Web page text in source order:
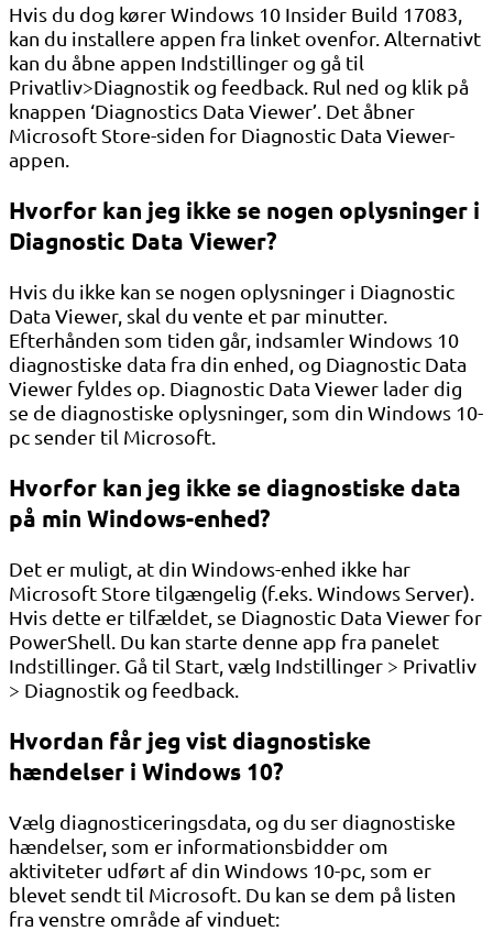
Hvis du dog kører Windows 10 Insider Build 17083,
kan du installere appen fra linket ovenfor. Alternativt
kan du åbne appen Indstillinger og gå til
Privatliv>Diagnostik og feedback. Rul ned og klik på
knappen ‘Diagnostics Data Viewer’. Det åbner
Microsoft Store-siden for Diagnostic Data Viewer-
appen.
Hvorfor kan jeg ikke se nogen oplysninger i
Diagnostic Data Viewer?
Hvis du ikke kan se nogen oplysninger i Diagnostic
Data Viewer, skal du vente et par minutter.
Efterhånden som tiden går, indsamler Windows 10
diagnostiske data fra din enhed, og Diagnostic Data
Viewer fyldes op. Diagnostic Data Viewer lader dig
se de diagnostiske oplysninger, som din Windows 10-
pc sender til Microsoft.
Hvorfor kan jeg ikke se diagnostiske data
på min Windows-enhed?
Det er muligt, at din Windows-enhed ikke har
Microsoft Store tilgængelig (f.eks. Windows Server).
Hvis dette er tilfældet, se Diagnostic Data Viewer for
PowerShell. Du kan starte denne app fra panelet
Indstillinger. Gå til Start, vælg Indstillinger > Privatliv
> Diagnostik og feedback.
Hvordan får jeg vist diagnostiske
hændelser i Windows 10?
Vælg diagnosticeringsdata, og du ser diagnostiske
hændelser, som er informationsbidder om
aktiviteter udført af din Windows 10-pc, som er
blevet sendt til Microsoft. Du kan se dem på listen
fra venstre område af vinduet: